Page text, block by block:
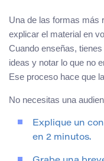
Una de las formas más
explicar el material en
Cuando enseñas,
ideas y notar lo que no
Ese proceso hace que
No necesitas una
Explique un
en 2 minutos.